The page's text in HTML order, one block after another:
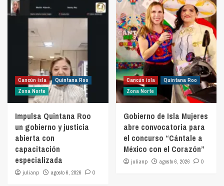
Cancún isla
Quintana Roo
Zona Norte
Impulsa Quintana Roo
un gobierno y justicia
abierta con
capacitación
especializada
julianp agosto 6, 2026 0
Cancún isla
Quintana Roo
Zona Norte
Gobierno de Isla Mujeres
abre convocatoria para
el concurso “Cántale a
México con el Corazón”
julianp agosto 6, 2026 0